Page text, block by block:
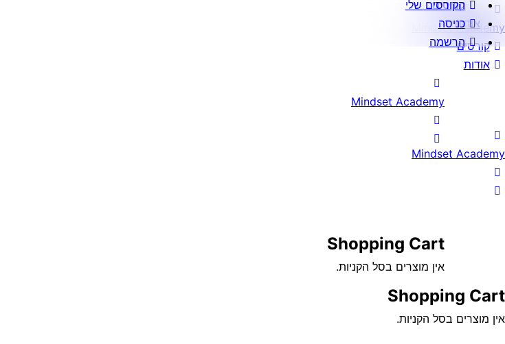
Mindset Academy
קורסים
אודות
Mindset Academy
קורסים
אודות
Shopping Cart
אין מוצרים בסל הקניות.
Mindset Academy
Shopping Cart
אין מוצרים בסל הקניות.
הקורסים שלי
כניסה
הרשמה